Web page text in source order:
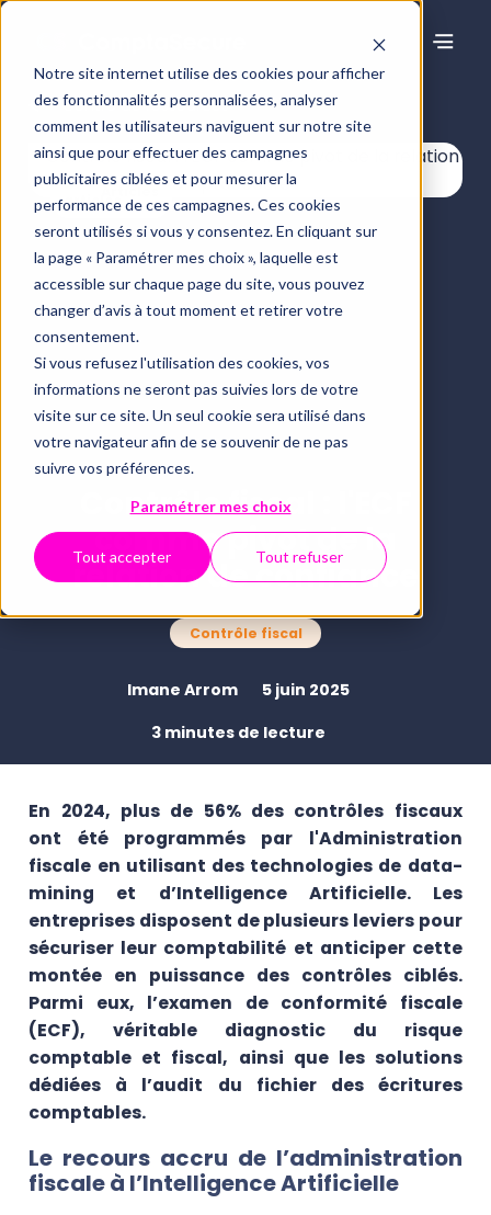
Notre site internet utilise des cookies pour afficher
des fonctionnalités personnalisées, analyser
comment les utilisateurs naviguent sur notre site
ainsi que pour effectuer des campagnes
publicitaires ciblées et pour mesurer la
performance de ces campagnes. Ces cookies
seront utilisés si vous y consentez. En cliquant sur
la page « Paramétrer mes choix », laquelle est
accessible sur chaque page du site, vous pouvez
changer d’avis à tout moment et retirer votre
consentement.
Si vous refusez l'utilisation des cookies, vos
informations ne seront pas suivies lors de votre
visite sur ce site. Un seul cookie sera utilisé dans
votre navigateur afin de se souvenir de ne pas
suivre vos préférences.
Paramétrer mes choix
Tout accepter Tout refuser
Centre de ressources
Contrôle fiscal : l'ECF
comme pivot de la
relation de confiance
Contrôle fiscal
Imane Arrom
5 juin 2025
3 minutes de lecture
En 2024, plus de 56% des contrôles fiscaux
ont été programmés par l'Administration
fiscale en utilisant des technologies de data-
mining et d’Intelligence Artificielle. Les
entreprises disposent de plusieurs leviers pour
sécuriser leur comptabilité et anticiper cette
montée en puissance des contrôles ciblés.
Parmi eux, l’examen de conformité fiscale
(ECF), véritable diagnostic du risque
comptable et fiscal, ainsi que les solutions
dédiées à l’audit du fichier des écritures
comptables.
Le recours accru de l’administration
fiscale à l’Intelligence Artificielle